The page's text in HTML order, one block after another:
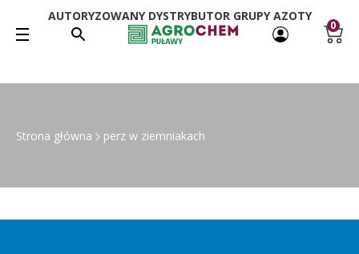
AUTORYZOWANY DYSTRYBUTOR GRUPY AZOTY
0
Strona główna perz w ziemniakach